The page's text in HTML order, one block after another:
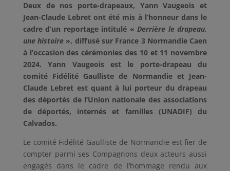
Deux de nos porte-drapeaux, Yann Vaugeois et
Jean-Claude Lebret ont été mis à l’honneur dans le
cadre d’un reportage intitulé «Derrière le drapeau,
une histoire », diffusé sur France 3 Normandie Caen
à l’occasion des cérémonies des 10 et 11 novembre
2024. Yann Vaugeois est le porte-drapeau du
comité Fidélité Gaulliste de Normandie et Jean-
Claude Lebret est quant à lui porteur du drapeau
des déportés de l’Union nationale des associations
de déportés, internés et familles (UNADIF) du
Calvados.
Le comité Fidélité Gaulliste de Normandie est fier de
compter parmi ses Compagnons deux acteurs aussi
engagés dans le cadre de l’hommage rendu aux